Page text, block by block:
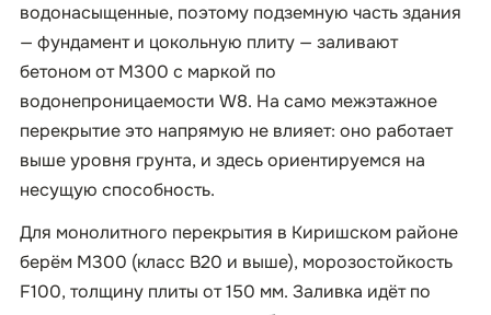
водонасыщенные, поэтому подземную часть здания
— фундамент и цокольную плиту — заливают
бетоном от М300 с маркой по
водонепроницаемости W8. На само межэтажное
перекрытие это напрямую не влияет: оно работает
выше уровня грунта, и здесь ориентируемся на
несущую способность.
Для монолитного перекрытия в Киришском районе
берём М300 (класс B20 и выше), морозостойкость
F100, толщину плиты от 150 мм. Заливка идёт по